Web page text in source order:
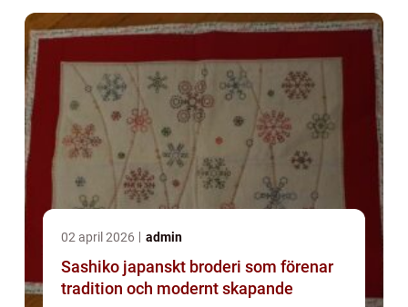
02 april 2026 admin
Sashiko japanskt broderi som förenar
tradition och modernt skapande